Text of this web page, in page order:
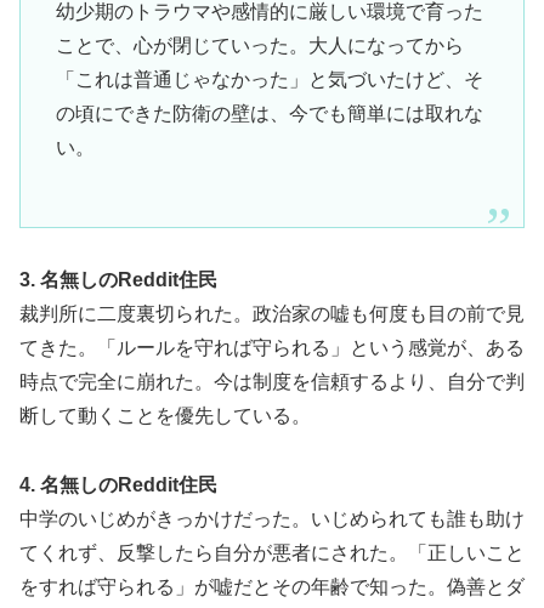
幼少期のトラウマや感情的に厳しい環境で育った
ことで、心が閉じていった。大人になってから
「これは普通じゃなかった」と気づいたけど、そ
の頃にできた防衛の壁は、今でも簡単には取れな
い。
3. 名無しのReddit住民
裁判所に二度裏切られた。政治家の嘘も何度も目の前で見
てきた。「ルールを守れば守られる」という感覚が、ある
時点で完全に崩れた。今は制度を信頼するより、自分で判
断して動くことを優先している。
4. 名無しのReddit住民
中学のいじめがきっかけだった。いじめられても誰も助け
てくれず、反撃したら自分が悪者にされた。「正しいこと
をすれば守られる」が嘘だとその年齢で知った。偽善とダ